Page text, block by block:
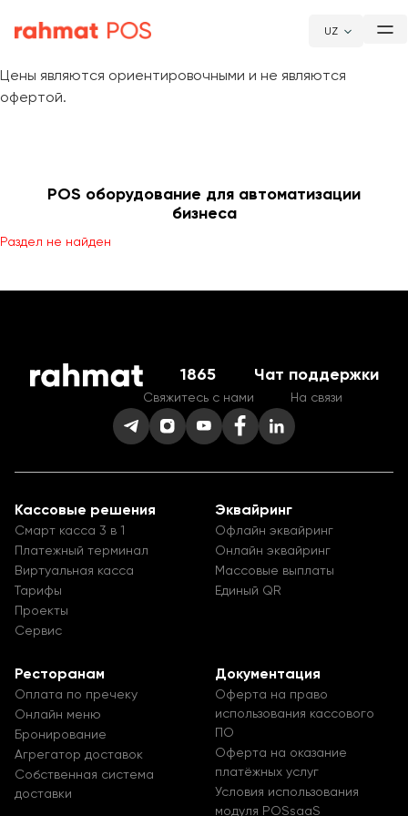
UZ
Цены являются ориентировочными и не являются
офертой.
POS оборудование для автоматизации
бизнеса
Раздел не найден
1865
Свяжитесь с нами
Чат поддержки
На связи
Кассовые решения
Смарт касса 3 в 1
Платежный терминал
Виртуальная касса
Тарифы
Проекты
Сервис
Эквайринг
Офлайн эквайринг
Онлайн эквайринг
Массовые выплаты
Единый QR
Ресторанам
Оплата по пречеку
Онлайн меню
Бронирование
Агрегатор доставок
Собственная система
доставки
Документация
Оферта на право
использования кассового
ПО
Оферта на оказание
платёжных услуг
Условия использования
модуля POSsaaS